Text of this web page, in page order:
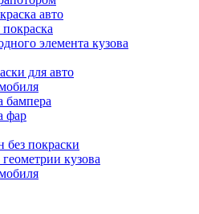
авто
элемента кузова
для авто
бампера
фар
без покраски
кузова